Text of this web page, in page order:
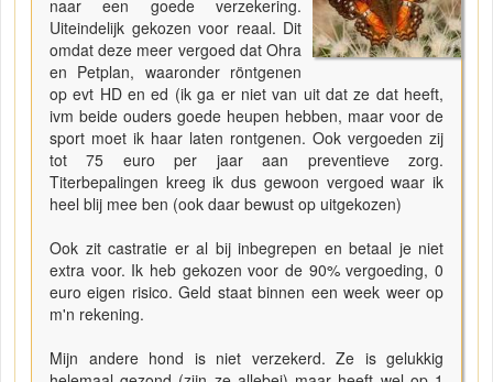
naar een goede verzekering.
Uiteindelijk gekozen voor reaal. Dit
omdat deze meer vergoed dat Ohra
en Petplan, waaronder röntgenen
op evt HD en ed (ik ga er niet van uit dat ze dat heeft,
ivm beide ouders goede heupen hebben, maar voor de
sport moet ik haar laten rontgenen. Ook vergoeden zij
tot 75 euro per jaar aan preventieve zorg.
Titerbepalingen kreeg ik dus gewoon vergoed waar ik
heel blij mee ben (ook daar bewust op uitgekozen)
Ook zit castratie er al bij inbegrepen en betaal je niet
extra voor. Ik heb gekozen voor de 90% vergoeding, 0
euro eigen risico. Geld staat binnen een week weer op
m'n rekening.
Mijn andere hond is niet verzekerd. Ze is gelukkig